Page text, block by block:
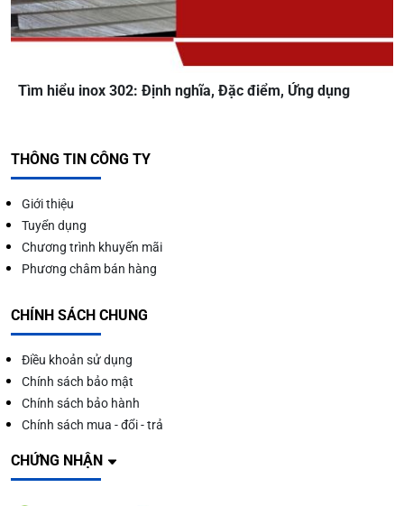
Tìm hiểu inox 302: Định nghĩa, Đặc điểm, Ứng dụng
THÔNG TIN CÔNG TY
Giới thiệu
Tuyển dụng
Chương trình khuyến mãi
Phương châm bán hàng
CHÍNH SÁCH CHUNG
Điều khoản sử dụng
Chính sách bảo mật
Chính sách bảo hành
Chính sách mua - đổi - trả
CHỨNG NHẬN